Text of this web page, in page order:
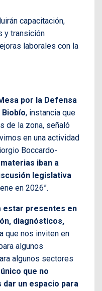
capacitación,
y transición
laborales con la
por la Defensa
Biobío, instancia que
de la zona, señaló
en una actividad
Boccardo-
iban a
legislativa
en 2026”.
estar presentes en
diagnósticos,
a que nos inviten en
algunos
algunos sectores
único que no
un espacio para